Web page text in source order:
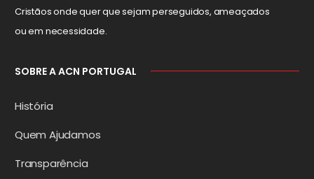
Cristãos onde quer que sejam perseguidos, ameaçados
ou em necessidade.
SOBRE A ACN PORTUGAL
História
Quem Ajudamos
Transparência